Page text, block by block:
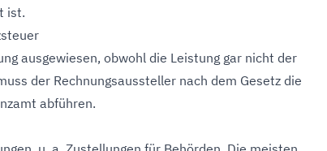
ist.
ausgewiesen, obwohl die Leistung gar nicht der
der Rechnungsaussteller nach dem Gesetz die
abführen.